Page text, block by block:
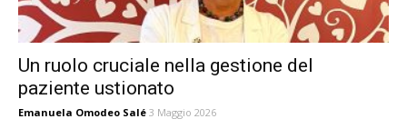
Un ruolo cruciale nella gestione del
paziente ustionato
Emanuela Omodeo Salé 3 Maggio 2026